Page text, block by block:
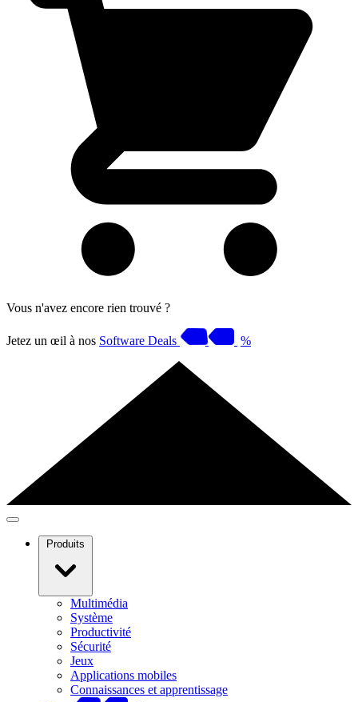
Vous n'avez encore rien trouvé ?
Jetez un œil à nos Software Deals %
Produits
Multimédia
Système
Productivité
Sécurité
Jeux
Applications mobiles
Connaissances et apprentissage